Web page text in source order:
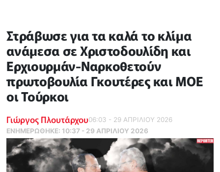
Στράβωσε για τα καλά το κλίμα
ανάμεσα σε Χριστοδουλίδη και
Ερχιουρμάν-Ναρκοθετούν
πρωτοβουλία Γκουτέρες και ΜΟΕ
οι Τούρκοι
Γιώργος Πλουτάρχου06:03 - 29 ΑΠΡΙΛΙΟΥ 2026
ΕΝΗΜΕΡΏΘΗΚΕ: 10:37 - 29 ΑΠΡΙΛΙΟΥ 2026